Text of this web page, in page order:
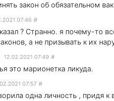
закон об обязательном
07:46 #
? Странно. я почему-то
а не призывать к их
12.02.2021 07:49 #
это марионетка ликуда.
07:57 #
одна личность , придя